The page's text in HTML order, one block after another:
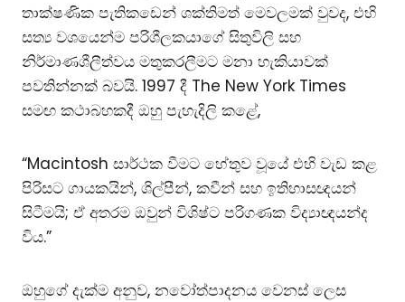
තාක්ෂණික පැතිකඩෙන් ශක්තිමත් මෙවලමක් වුවද, එහි
සත්‍ය වශයෙන්ම පරිශීලකයාගේ සිතුවිලි සහ
නිර්මාණශීලීත්වය මතුකරලීමට මනා හැකියාවක්
පවතින්නක් බවයි. 1997 දී The New York Times
සමඟ කථාබහකදී ඔහු පැහැදිලි කළේ,
“Macintosh සාර්ථක වීමට හේතුව වූයේ එහි වැඩ කළ
පිරිසට ගායකයින්, ශිල්පීන්, කවීන් සහ ඉතිහාසඥයන්
සිටීමයි; ඒ අතරම ඔවුන් විශිෂ්ට පරිගණක විද්‍යාඥයන්ද
විය.”
ඔහුගේ දැක්ම අනුව, නවෝත්පාදනය වෙනස් ලෙස